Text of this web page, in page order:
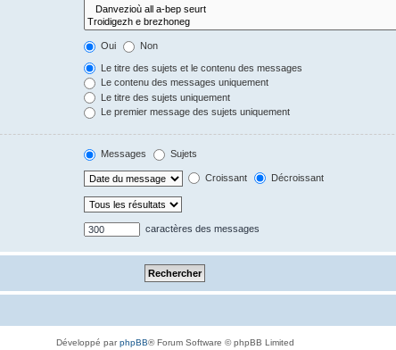
Oui Non
Le titre des sujets et le contenu des messages
Le contenu des messages uniquement
Le titre des sujets uniquement
Le premier message des sujets uniquement
Messages Sujets
Croissant Décroissant
caractères des messages
Développé parphpBB® Forum Software © phpBB Limited